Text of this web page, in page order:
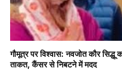
गौमूत्र पर विश्वास: नवजोत कौर
ताकत, कैंसर से निबटने में मदद